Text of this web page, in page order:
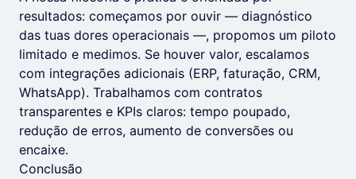
resultados: começamos por ouvir — diagnóstico
das tuas dores operacionais —, propomos um piloto
limitado e medimos. Se houver valor, escalamos
com integrações adicionais (ERP, faturação, CRM,
WhatsApp). Trabalhamos com contratos
transparentes e KPIs claros: tempo poupado,
redução de erros, aumento de conversões ou
encaixe.
Conclusão